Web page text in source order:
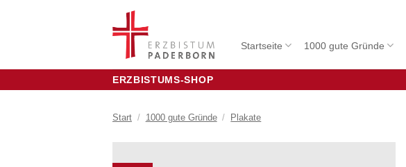
Startseite 1000 gute Gründe
ERZBISTUMS-SHOP
Start / 1000 gute Gründe / Plakate